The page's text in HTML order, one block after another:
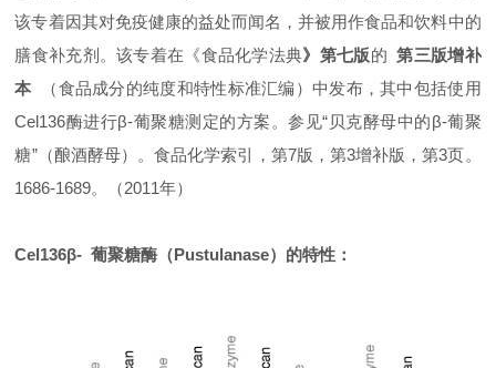
该专着因其对免疫健康的益处而闻名，并被用作食品和饮料中的
膳食补充剂。该专着在《食品化学法典》第七版的第三版增补
本
（食品成分的纯度和特性标准汇编）中发布，其中包括使用
Cel136酶进行β-葡聚糖测定的方案。参见“贝克酵母中的β-葡聚
糖”（酿酒酵母）。食品化学索引，第7版，第3增补版，第3页。
1686-1689。（2011年）
Cel136β- 葡聚糖酶（Pustulanase）的特性：